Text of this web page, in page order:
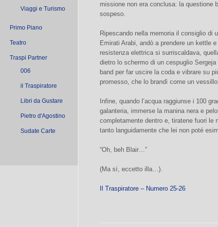
Viaggi e Turismo
Primo Piano
Teatro
Traspi Partner
006
il Traspiratore
Libri da Gustare
Pietro d'Agostino
Sudate Carte
missione non era conclusa: la questione
sospeso.
Ripescando nella memoria il consiglio di
Emirati Arabi, andò a prendere un kettle
resistenza elettrica si surriscaldava,
dietro lo schermo di un cespuglio
band per far uscire la coda e vibrare su
promesso, che lo brandì come un
Infine, quando l’acqua raggiunse i 100
galanteria, immerse la manina nera e
completamente dentro e, tiratene fuori le
tanto languidamente che lei non poté
“Oh, beh Blair…”
(Ma sì, eccetto illa…).
Il Traspiratore – Numero 25-26